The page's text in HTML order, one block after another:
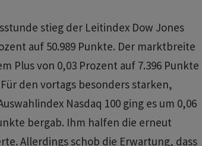
stieg der Leitindex Dow Jones
auf 50.989 Punkte. Der marktbreite
Plus von 0,03 Prozent auf 7.396 Punkte
den vortags besonders starken,
Nasdaq 100 ging es um 0,06
bergab. Ihm halfen die erneut
Allerdings schob die Erwartung, dass